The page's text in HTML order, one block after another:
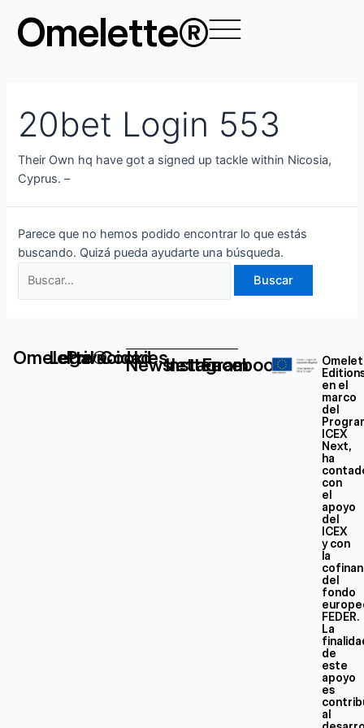
contenido
Omelette®
20bet Login 553
Their Own hq have got a signed up tackle within Nicosia,
Cyprus. –
Parece que no hemos podido encontrar lo que estás
buscando. Quizá pueda ayudarte una búsqueda.
por:
Omelette®
Legal
Privacidad
Cookies
Newsletter
Instagram
Facebook
en el
marco
del
ICEX
Next,
ha
con
el
apoyo
del
ICEX
y con
la
del
fondo
FEDER.
La
de
este
apoyo
es
al